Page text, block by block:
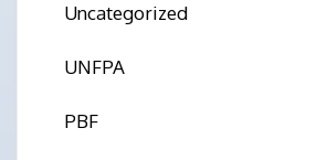
Uncategorized
UNFPA
PBF